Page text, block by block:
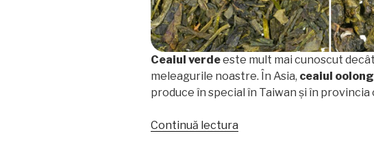
Ceaiul verdeeste mult mai cunoscut
meleagurile noastre. În Asia, ceaiul oolong
produce în special în Taiwan și în provincia
Continuă lectura